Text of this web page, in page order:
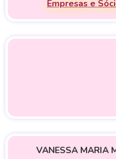
Empresas e
VANESSA MARIA